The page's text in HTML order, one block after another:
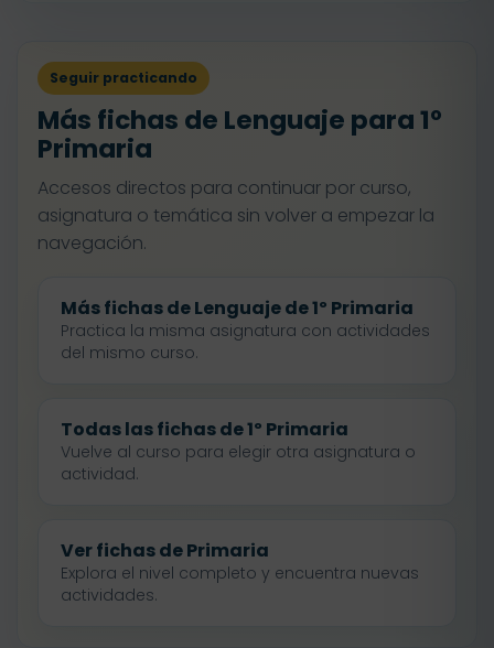
Seguir practicando
Más fichas de Lenguaje para 1º
Primaria
Accesos directos para continuar por curso,
asignatura o temática sin volver a empezar la
navegación.
Más fichas de Lenguaje de 1º Primaria
Practica la misma asignatura con actividades
del mismo curso.
Todas las fichas de 1º Primaria
Vuelve al curso para elegir otra asignatura o
actividad.
Ver fichas de Primaria
Explora el nivel completo y encuentra nuevas
actividades.